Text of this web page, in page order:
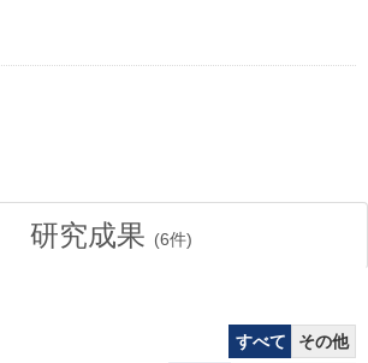
研究成果 (6件)
すべて
その他